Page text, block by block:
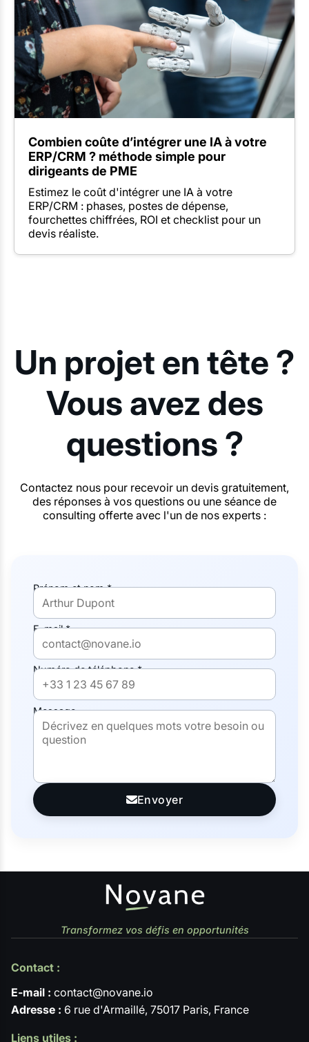
Combien coûte d’intégrer une IA à votre
ERP/CRM ? méthode simple pour
dirigeants de PME
Estimez le coût d'intégrer une IA à votre
ERP/CRM : phases, postes de dépense,
fourchettes chiffrées, ROI et checklist pour un
devis réaliste.
Un projet en tête ?
Vous avez des
questions ?
Contactez nous pour recevoir un devis gratuitement,
des réponses à vos questions ou une séance de
consulting offerte avec l'un de nos experts :
Prénom et nom *
E-mail *
Numéro de téléphone *
Message
Envoyer
Transformez vos défis en opportunités
Contact :
E-mail : contact@novane.io
Adresse : 6 rue d'Armaillé, 75017 Paris, France
Liens utiles :